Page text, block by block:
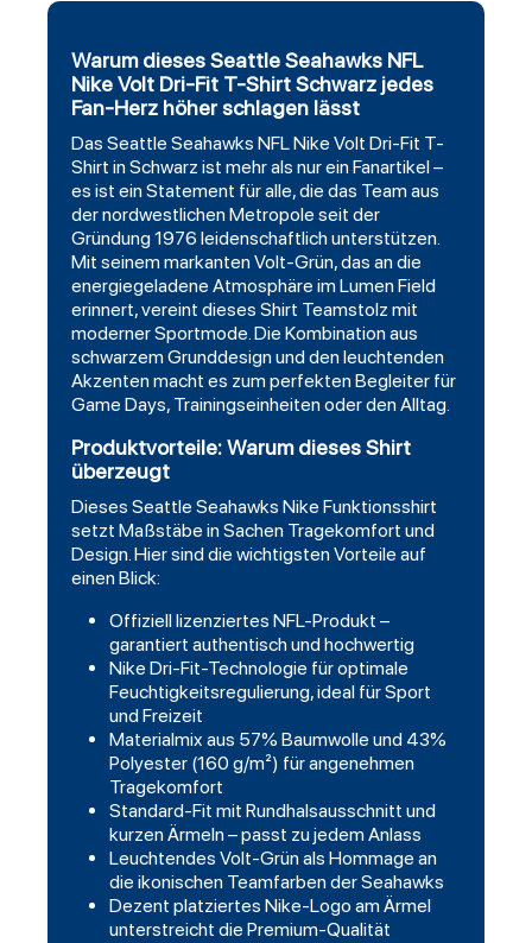
Warum dieses Seattle Seahawks NFL
Nike Volt Dri-Fit T-Shirt Schwarz jedes
Fan-Herz höher schlagen lässt
Das Seattle Seahawks NFL Nike Volt Dri-Fit T-
Shirt inSchwarz ist mehr als nur ein Fanartikel –
es ist ein Statement für alle, die das Team aus
der nordwestlichen Metropole seit der
Gründung 1976 leidenschaftlich unterstützen.
Mit seinem markanten Volt-Grün, das an die
energiegeladene Atmosphäre im Lumen Field
erinnert, vereint dieses Shirt Teamstolz mit
moderner Sportmode. Die Kombination aus
schwarzem Grunddesign und den leuchtenden
Akzenten macht es zum perfekten Begleiter für
Game Days, Trainingseinheiten oder den Alltag.
Produktvorteile: Warum dieses Shirt
überzeugt
Dieses Seattle Seahawks Nike Funktionsshirt
setzt Maßstäbe in Sachen Tragekomfort und
Design. Hier sind die wichtigsten Vorteile auf
einen Blick:
Offiziell lizenziertes NFL-Produkt –
garantiert authentisch und hochwertig
Nike Dri-Fit-Technologie für optimale
Feuchtigkeitsregulierung, ideal für Sport
und Freizeit
Materialmix aus 57% Baumwolle und 43%
Polyester (160 g/m²) für angenehmen
Tragekomfort
Standard-Fit mit Rundhalsausschnitt und
kurzen Ärmeln – passt zu jedem Anlass
Leuchtendes Volt-Grün als Hommage an
die ikonischen Teamfarben der Seahawks
Dezent platziertes Nike-Logo am Ärmel
unterstreicht die Premium-Qualität